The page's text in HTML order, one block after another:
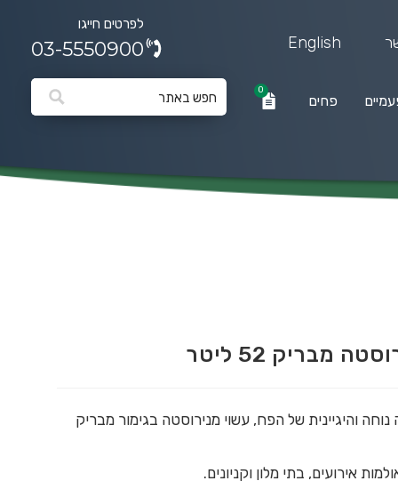
English
לפרטים חייגו
03-5550900
פחים
0
מבריק 52 ליטר
והיגיינית של הפח, עשוי מנירוסטה בגימור מבריק
אירועים, בתי מלון וקניונים.